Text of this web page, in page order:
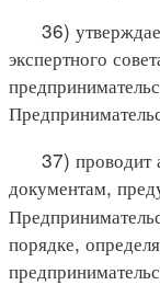
36) утверждает
экспертного
37) проводит
документам,
порядке,